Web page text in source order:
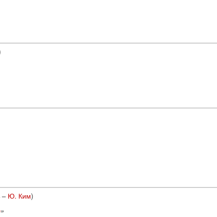
– Ю. Ким)
»